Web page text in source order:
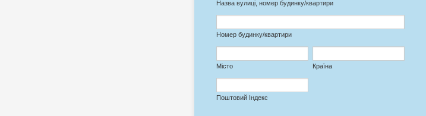
Назва вулиці, номер будинку/квартири
Номер будинку/квартири
Місто Країна
Поштовий Індекс